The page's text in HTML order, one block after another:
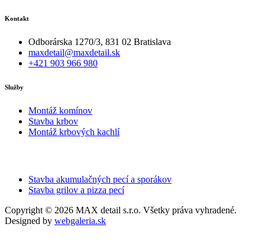
Kontakt
Odborárska 1270/3, 831 02 Bratislava
maxdetail@maxdetail.sk
+421 903 966 980
Služby
Montáž komínov
Stavba krbov
Montáž krbových kachlí
Stavba akumulačných pecí a sporákov
Stavba grilov a pizza pecí
Copyright © 2026 MAX detail s.r.o. Všetky práva vyhradené.
Designed by webgaleria.sk